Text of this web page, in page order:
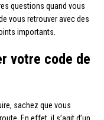
questions quand vous
vous retrouver avec des
importants.
votre code de
sachez que vous